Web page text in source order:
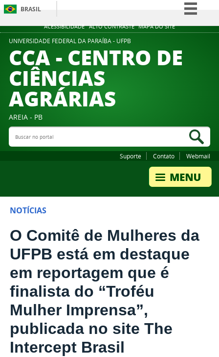
ACESSIBILIDADE ALTO CONTRASTE MAPA DO SITE
BRASIL
Simplifique!
Participe
UNIVERSIDADE FEDERAL DA PARAÍBA - UFPB
CCA - CENTRO DE
CIÊNCIAS
AGRÁRIAS
AREIA - PB
Buscar no portal
Suporte Contato Webmail
NOTÍCIAS
O Comitê de Mulheres da
UFPB está em destaque
em reportagem que é
finalista do “Troféu
Mulher Imprensa”,
publicada no site The
Intercept Brasil